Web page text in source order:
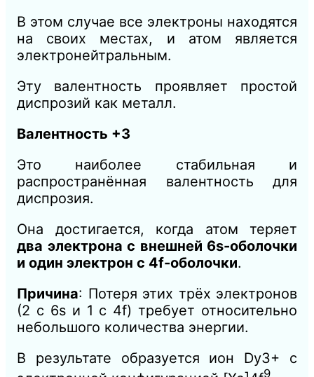
В этом случае все электроны находятся
на своих местах, и атом является
электронейтральным.
Эту валентность проявляет простой
диспрозий как металл.
Валентность +3
Это наиболее стабильная и
распространённая валентность для
диспрозия.
Она достигается, когда атом теряет
два электрона с внешней 6s-оболочки
и один электрон с 4f-оболочки.
Причина: Потеря этих трёх электронов
(2 с 6s и 1 с 4f) требует относительно
небольшого количества энергии.
В результате образуется ион Dy3+ с
9